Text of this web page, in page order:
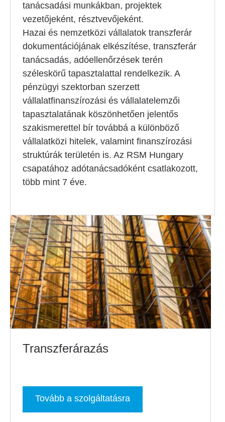
Transzferárazás
Tovább a szolgáltatásra
tanácsadási munkákban, projektek
vezetőjeként, résztvevőjeként.
Hazai és nemzetközi vállalatok transzferár
dokumentációjának elkészítése, transzferár
tanácsadás, adóellenőrzések terén
széleskörű tapasztalattal rendelkezik. A
pénzügyi szektorban szerzett
vállalatfinanszírozási és vállalatelemzői
tapasztalatának köszönhetően jelentős
szakismerettel bír továbbá a különböző
vállalatközi hitelek, valamint finanszírozási
struktúrák területén is. Az RSM Hungary
csapatához adótanácsadóként csatlakozott,
több mint 7 éve.